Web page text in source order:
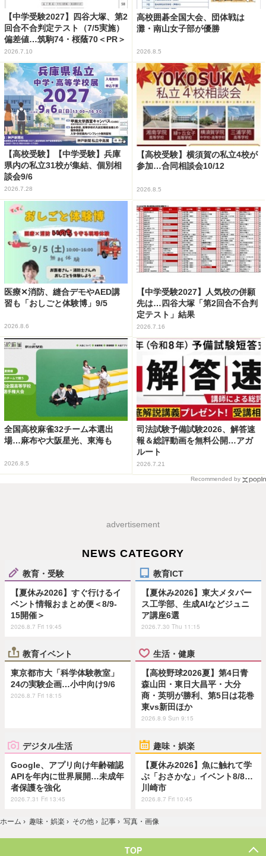
【中学受験2027】四谷大塚、第2
回合不合判定テスト（7/5実施）
偏差値…筑駒74・桜蔭70＜PR＞
2026.7.10
高校囲碁全国大会、団体戦は
灘・南山女子部が優勝
2026.8.5
【高校受験】【中学受験】兵庫
県内の私立31校が集結、個別相
談会9/6
2026.7.28
【高校受験】横須賀の私立4校が
参加…合同相談会10/12
2026.8.5
医療✕消防、縫合デモやAED講
習も「おしごと体験博」9/5
2026.8.6
【中学受験2027】人気校の併願
先は…四谷大塚「第2回合不合判
定テスト」結果
2026.7.16
全国高校麻雀32チーム本選出
場…麻布や大阪星光、東海も
2026.8.5
司法試験予備試験2026、解答速
報＆総評動画を無料公開…アガ
ルート
2026.7.21
Recommended by
advertisement
NEWS CATEGORY
教育・受験
【夏休み2026】すぐ行けるイ
ベント情報おまとめ便＜8/9-
15開催＞
2026.8.7 Fri 19:45
教育ICT
【夏休み2026】東大メタバー
ス工学部、生成AIなどジュニ
ア講座6選
2026.7.30 Thu 11:15
教育イベント
東京都市大「科学体験教室」
24の実験企画…小中向け9/6
2026.8.7 Fri 18:15
生活・健康
【高校野球2026夏】第4日青
森山田・東日大昌平・大分
商・英明が勝利、第5日は花巻
東vs新田ほか
2026.8.9 Sun 9:15
デジタル生活
Google、アプリ向け年齢確認
APIを年内に世界展開…未成年
者保護を強化
2026.7.31 Fri 13:45
趣味・娯楽
【夏休み2026】魚に触れて学
ぶ「おさかな」イベント8/8…
川崎市
2026.8.7 Fri 10:45
ホーム › 趣味・娯楽 › その他 › 記事 › 写真・画像
TOP